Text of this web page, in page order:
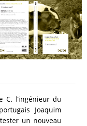
C, l’ingénieur du
Joaquim
un nouveau